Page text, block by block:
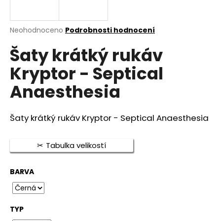
Průměrné
produktu
je
0,0
hvězdiček.
Neohodnoceno Podrobnosti hodnocení
Šaty krátký rukáv
Kryptor - Septical
Anaesthesia
Šaty krátký rukáv Kryptor - Septical Anaesthesia
Tabulka velikostí
BARVA
TYP
j
í
t
?
HLEDAT
D
o
p
o
u